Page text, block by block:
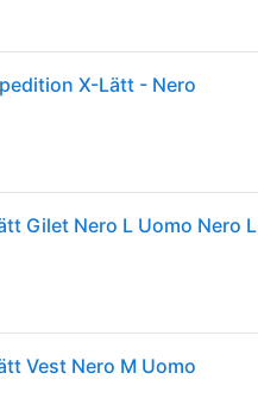
X-Lätt - Nero
Gilet Nero L Uomo Nero L
Vest Nero M Uomo